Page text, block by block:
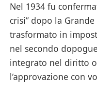
Nel 1934 fu
crisi” dopo la
trasformato in
nel secondo
integrato nel diritto
l’approvazione con